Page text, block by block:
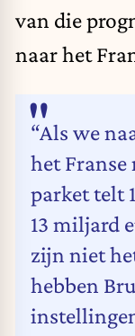
van die
naar het
“Als we
het
parket telt
13 miljard
zijn niet
hebben